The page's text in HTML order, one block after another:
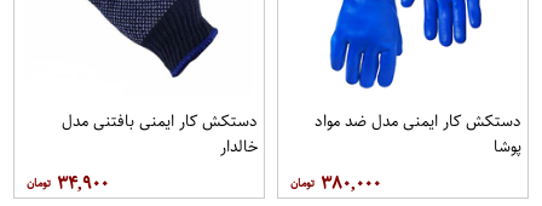
دستکش کار ایمنی مدل ضد مواد
پوشا
۳۸۰,۰۰۰
دستکش کار ایمنی بافتنی مدل
خالدار
۳۴,۹۰۰